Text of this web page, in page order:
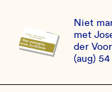
Niet
met
der
(aug) 54